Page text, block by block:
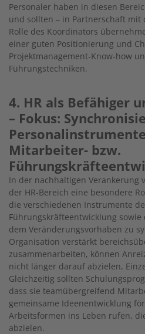
Personaler haben in diesen
und sollten – in Partnerschaft mit
Rolle des Koordinators
einer guten Positionierung und
Projektmanagement-Know-how
Führungstechniken.
4. HR als Befähiger
– Fokus:
Mitarbeiter- bzw.
In der nachhaltigen Verankerung
der HR-Bereich eine besondere
die verschiedenen Instrumente
Führungskräfteentwicklung
dem Veränderungsvorhaben zu
Organisation verstärkt
zusammenarbeiten, können
nicht länger darauf abzielen,
Gleichzeitig sollten
dass sie teamübergreifend
gemeinsame Ideenentwicklung
Arbeitsformen ins Leben rufen,
abzielen.